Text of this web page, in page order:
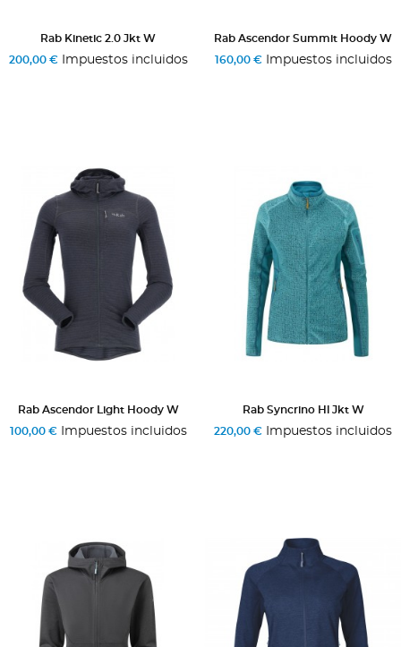
Rab Kinetic 2.0 Jkt W
200,00 €Impuestos incluidos
Rab Ascendor Summit Hoody W
160,00 €Impuestos incluidos
Rab Ascendor Light Hoody W
100,00 €Impuestos incluidos
Rab Syncrino Hl Jkt W
220,00 € Impuestos incluidos